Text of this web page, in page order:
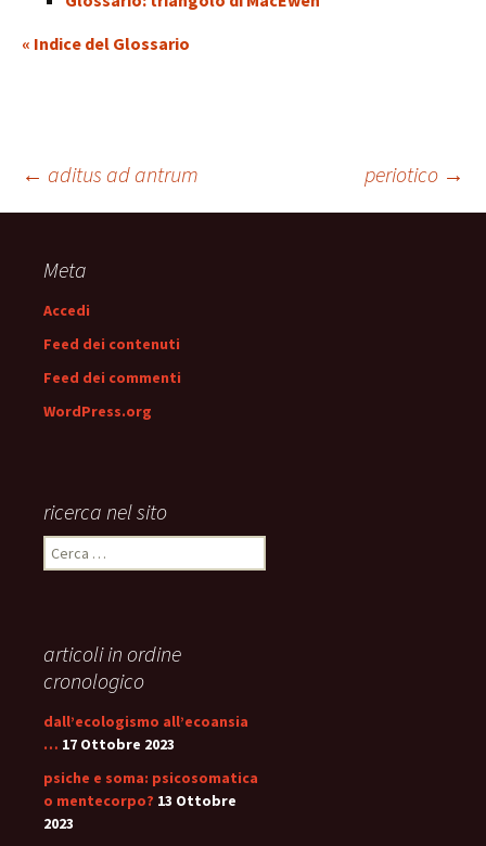
« Indice del Glossario
Navigazione
articolo
← aditus ad antrum periotico →
Meta
Accedi
Feed dei contenuti
Feed dei commenti
WordPress.org
ricerca nel sito
Ricerca
per:
articoli in ordine
cronologico
dall’ecologismo all’ecoansia
… 17 Ottobre 2023
psiche e soma: psicosomatica
o mentecorpo? 13 Ottobre
2023